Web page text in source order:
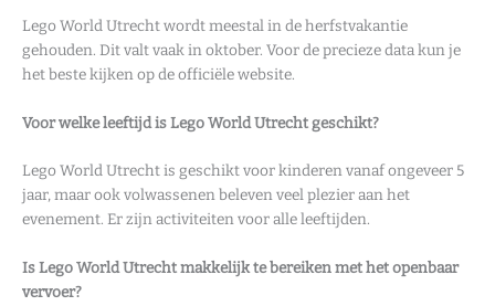
Lego World Utrecht wordt meestal in de herfstvakantie
gehouden. Dit valt vaak in oktober. Voor de precieze data kun je
het beste kijken op de officiële website.
Voor welke leeftijd is Lego World Utrecht geschikt?
Lego World Utrecht is geschikt voor kinderen vanaf ongeveer 5
jaar, maar ook volwassenen beleven veel plezier aan het
evenement. Er zijn activiteiten voor alle leeftijden.
Is Lego World Utrecht makkelijk te bereiken met het openbaar
vervoer?